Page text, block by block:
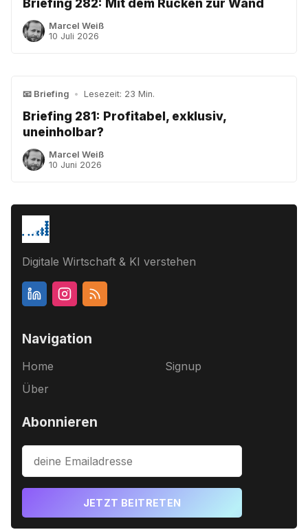
Briefing 282: Mit dem Rücken zur Wand
Marcel Weiß
10 Juli 2026
📧 Briefing • Lesezeit: 23 Min.
Briefing 281: Profitabel, exklusiv,
uneinholbar?
Marcel Weiß
10 Juni 2026
Digitale Wirtschaft & KI verstehen
Navigation
Home
Über
Signup
Abonnieren
JETZT BEITRETEN